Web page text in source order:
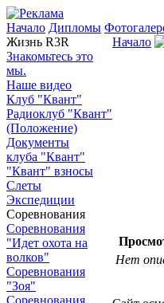
Начало Дипломы
Жизнь R3R
Знакомьтесь это
мы.
Наше видео
Клуб "Квант"
Радиоклуб "Квант"
(Положение)
Документы
клуба "Квант"
"Квант" взносы
Слеты
Экспедиции
Соревнования
Соревнования
"Идет охота на
волков"
Соревнования
"Зоя"
Соревнования
Начало
Нет